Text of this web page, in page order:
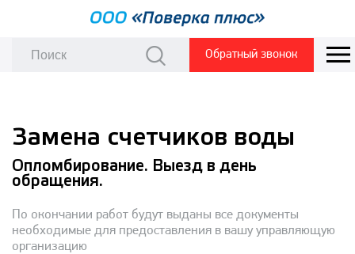
Обратный звонок
Замена счетчиков воды
Опломбирование. Выезд в день
обращения.
По окончании работ будут выданы все документы
необходимые для предоставления в вашу управляющую
организацию